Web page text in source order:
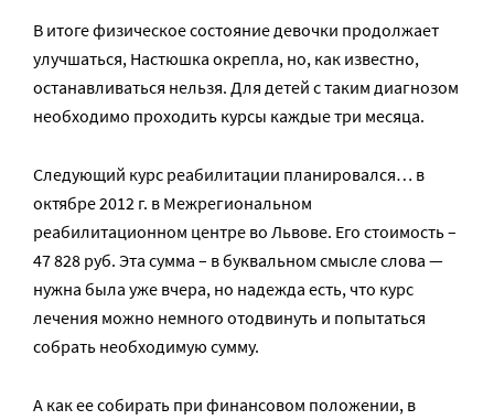
В итоге физическое состояние девочки продолжает
улучшаться, Настюшка окрепла, но, как известно,
останавливаться нельзя. Для детей с таким диагнозом
необходимо проходить курсы каждые три месяца.
Следующий курс реабилитации планировался… в
октябре 2012 г. в Межрегиональном
реабилитационном центре во Львове. Его стоимость –
47 828 руб. Эта сумма – в буквальном смысле слова —
нужна была уже вчера, но надежда есть, что курс
лечения можно немного отодвинуть и попытаться
собрать необходимую сумму.
А как ее собирать при финансовом положении, в